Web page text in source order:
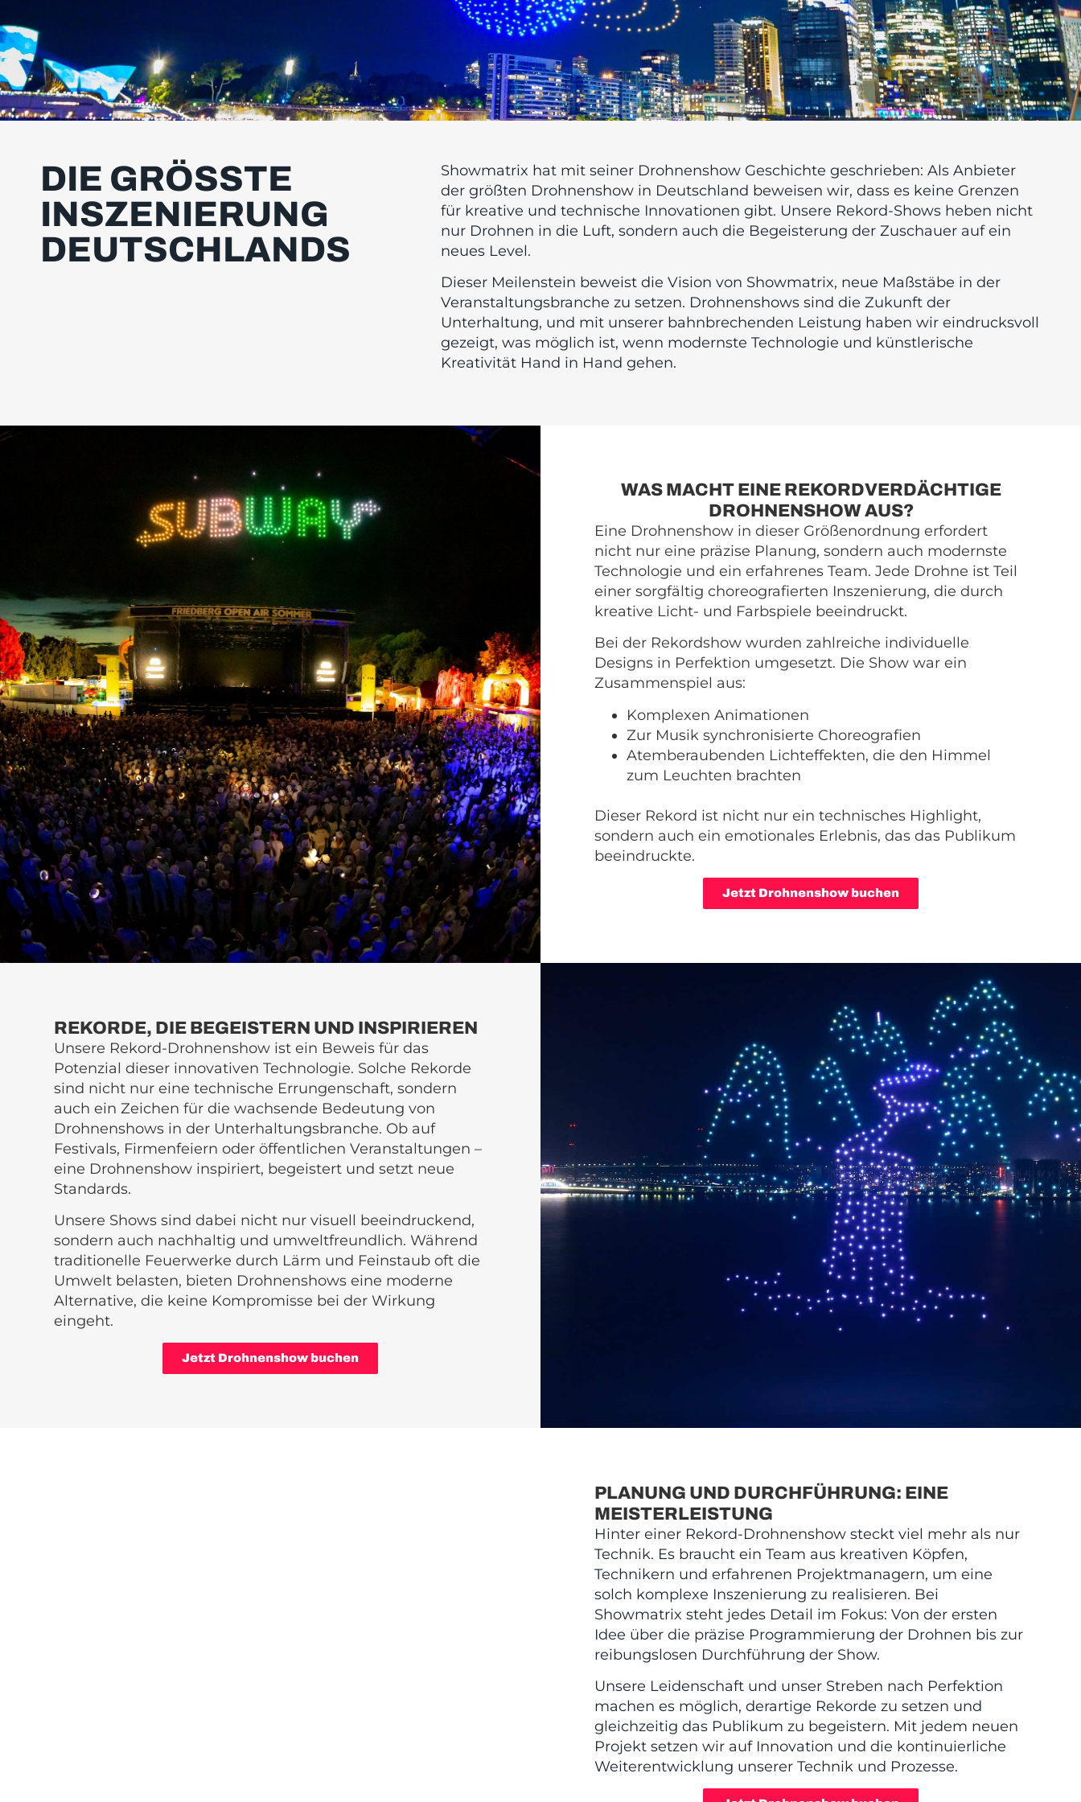
DIE GRÖSSTE I
NSZEN­IERUNG D
EUTSCH­LANDS
Showmatrix hat mit seiner Drohnenshow Geschichte geschrieben: Als Anbieter
der größten Drohnenshow in Deutschland beweisen wir, dass es keine Grenzen
für kreative und technische Innovationen gibt. Unsere Rekord-Shows heben nicht
nur Drohnen in die Luft, sondern auch die Begeisterung der Zuschauer auf ein
neues Level.
Dieser Meilenstein beweist die Vision von Showmatrix, neue Maßstäbe in der
Veranstaltungsbranche zu setzen. Drohnenshows sind die Zukunft der
Unterhaltung, und mit unserer bahnbrechenden Leistung haben wir eindrucksvoll
gezeigt, was möglich ist, wenn modernste Technologie und künstlerische
Kreativität Hand in Hand gehen.
WAS MACHT EINE REKORDVERDÄCHTIGE
DROHNENSHOW AUS?
Eine Drohnenshow in dieser Größenordnung erfordert
nicht nur eine präzise Planung, sondern auch modernste
Technologie und ein erfahrenes Team. Jede Drohne ist Teil
einer sorgfältig choreografierten Inszenierung, die durch
kreative Licht- und Farbspiele beeindruckt.
Bei der Rekordshow wurden zahlreiche individuelle
Designs in Perfektion umgesetzt. Die Show war ein
Zusammenspiel aus:
Komplexen Animationen
Zur Musik synchronisierte Choreografien
Atemberaubenden Lichteffekten, die den Himmel
zum Leuchten brachten
Dieser Rekord ist nicht nur ein technisches Highlight,
sondern auch ein emotionales Erlebnis, das das Publikum
beeindruckte.
Jetzt Drohnenshow buchen
REKORDE, DIE BEGEISTERN UND INSPIRIEREN
Unsere Rekord-Drohnenshow ist ein Beweis für das
Potenzial dieser innovativen Technologie. Solche Rekorde
sind nicht nur eine technische Errungenschaft, sondern
auch ein Zeichen für die wachsende Bedeutung von
Drohnenshows in der Unterhaltungsbranche. Ob auf
Festivals, Firmenfeiern oder öffentlichen Veranstaltungen –
eine Drohnenshow inspiriert, begeistert und setzt neue
Standards.
Unsere Shows sind dabei nicht nur visuell beeindruckend,
sondern auch nachhaltig und umweltfreundlich. Während
traditionelle Feuerwerke durch Lärm und Feinstaub oft die
Umwelt belasten, bieten Drohnenshows eine moderne
Alternative, die keine Kompromisse bei der Wirkung
eingeht.
Jetzt Drohnenshow buchen
PLANUNG UND DURCHFÜHRUNG: EINE
MEISTERLEISTUNG
Hinter einer Rekord-Drohnenshow steckt viel mehr als nur
Technik. Es braucht ein Team aus kreativen Köpfen,
Technikern und erfahrenen Projektmanagern, um eine
solch komplexe Inszenierung zu realisieren. Bei
Showmatrix steht jedes Detail im Fokus: Von der ersten
Idee über die präzise Programmierung der Drohnen bis zur
reibungslosen Durchführung der Show.
Unsere Leidenschaft und unser Streben nach Perfektion
machen es möglich, derartige Rekorde zu setzen und
gleichzeitig das Publikum zu begeistern. Mit jedem neuen
Projekt setzen wir auf Innovation und die kontinuierliche
Weiterentwicklung unserer Technik und Prozesse.